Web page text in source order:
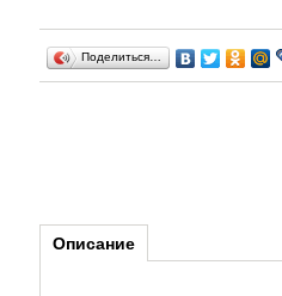
Поделиться…
Описание